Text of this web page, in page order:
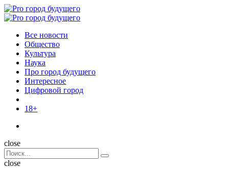
Menu
Поиск
Menu
Pro
Все новости
Общество
Культура
Наука
Про город будущего
Интересное
Цифровой город
18+
Поиск
close
Search
for:
Поиск
close